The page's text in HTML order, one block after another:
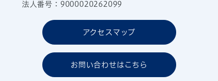
法人番号：9000020262099
アクセスマップ
お問い合わせはこちら